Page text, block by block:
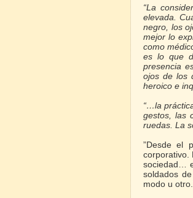
“La
elevada.
negro, los
mejor lo
como
es lo que
presencia
ojos de los
heroico e
“…la
gestos, las
ruedas. La
”Desde el
corporativo.
sociedad…
soldados
modo u